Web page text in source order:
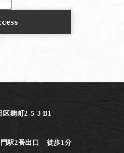
区麹町2-5-3 B1
門駅2番出口 徒歩1分